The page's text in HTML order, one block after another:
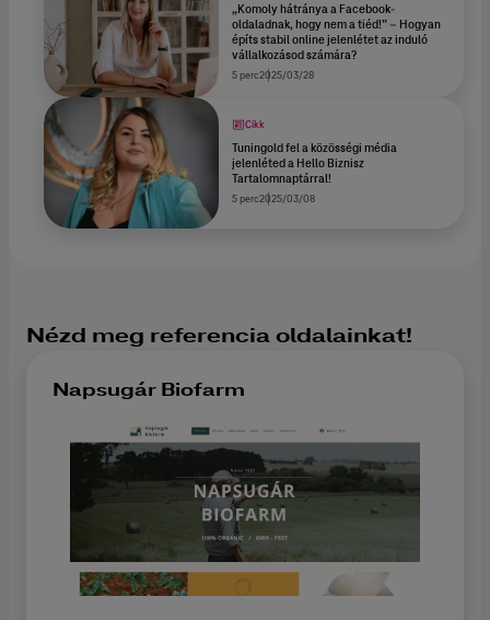
„Komoly hátránya a Facebook-
oldaladnak, hogy nem a tiéd!” – Hogyan
építs stabil online jelenlétet az induló
vállalkozásod számára?
5 perc2025/03/28
Cikk
Tuningold fel a közösségi média
jelenléted a Hello Biznisz
Tartalomnaptárral!
5 perc2025/03/08
Nézd meg referencia oldalainkat!
Napsugár Biofarm